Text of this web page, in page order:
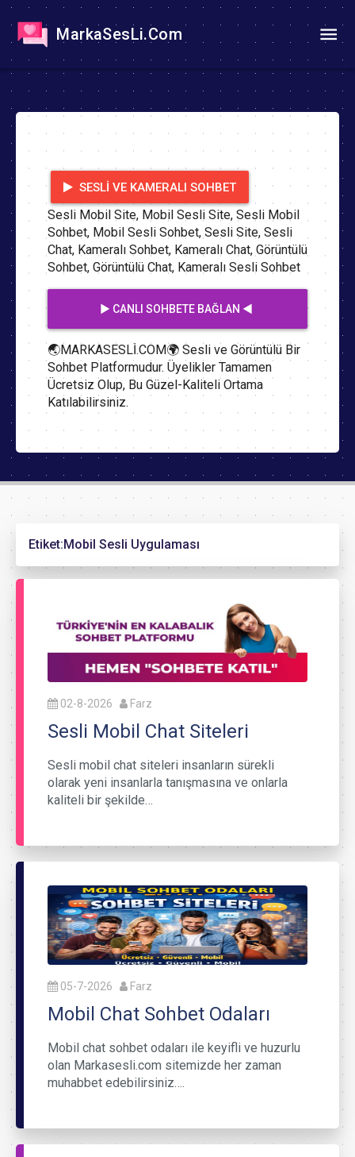
MarkaSesLi.Com
SESLI VE KAMERALI SOHBET
Sesli Mobil Site, Mobil Sesli Site, Sesli Mobil
Sohbet, Mobil Sesli Sohbet, Sesli Site, Sesli
Chat, Kameralı Sohbet, Kameralı Chat, Görüntülü
Sohbet, Görüntülü Chat, Kameralı Sesli Sohbet
▶️ CANLI SOHBETE BAĞLAN ◀️
🌏MARKASESLİ.COM🌍 Sesli ve Görüntülü Bir
Sohbet Platformudur. Üyelikler Tamamen
Ücretsiz Olup, Bu Güzel-Kaliteli Ortama
Katılabilirsiniz.
Etiket:Mobil Sesli Uygulaması
02-8-2026 Farz
Sesli Mobil Chat Siteleri
Sesli mobil chat siteleri insanların sürekli
olarak yeni insanlarla tanışmasına ve onlarla
kaliteli bir şekilde…
05-7-2026 Farz
Mobil Chat Sohbet Odaları
Mobil chat sohbet odaları ile keyifli ve huzurlu
olan Markasesli.com sitemizde her zaman
muhabbet edebilirsiniz….